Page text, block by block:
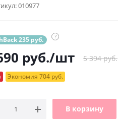
010977
235 руб. ?
руб./шт 5 394 руб.
Экономия 704 руб.
В корзину